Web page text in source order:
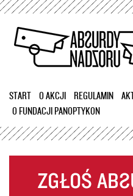
Przejdź
treści
START O AKCJI REGULAMIN
O FUNDACJI PANOPTYKON